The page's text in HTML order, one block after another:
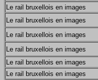
Le rail bruxellois en images
Le rail bruxellois en images
Le rail bruxellois en images
Le rail bruxellois en images
Le rail bruxellois en images
Le rail bruxellois en images